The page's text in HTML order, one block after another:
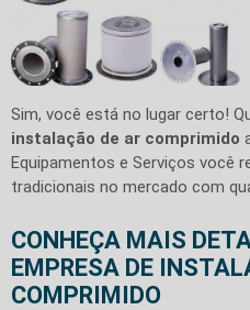
Sim, você está no lugar certo!
instalação de ar comprimido
Equipamentos e Serviços você
tradicionais no mercado com
CONHEÇA MAIS
EMPRESA DE
COMPRIMIDO